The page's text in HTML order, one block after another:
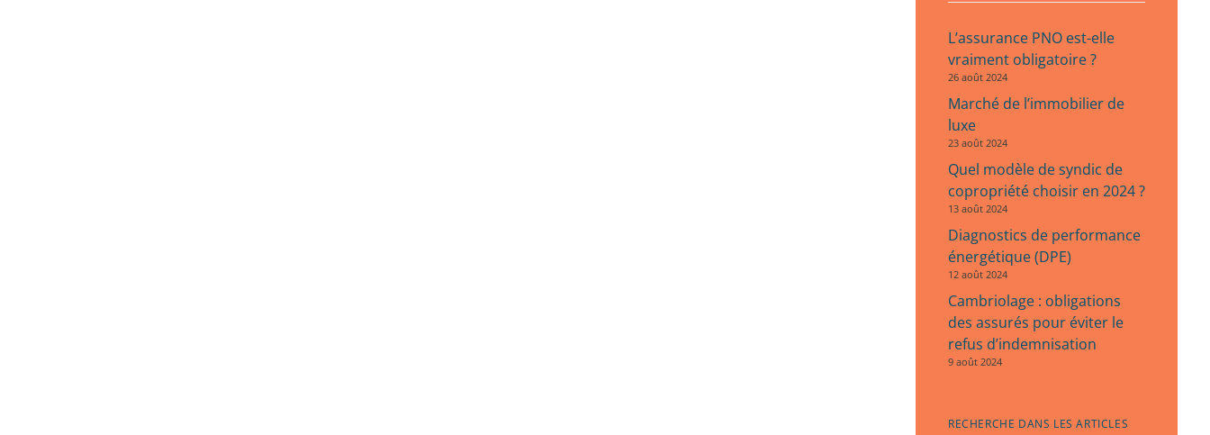
L’assurance PNO est-elle
vraiment obligatoire ?
26 août 2024
Marché de l’immobilier de
luxe
23 août 2024
Quel modèle de syndic de
copropriété choisir en 2024 ?
13 août 2024
Diagnostics de performance
énergétique (DPE)
12 août 2024
Cambriolage : obligations
des assurés pour éviter le
refus d’indemnisation
9 août 2024
RECHERCHE DANS LES ARTICLES